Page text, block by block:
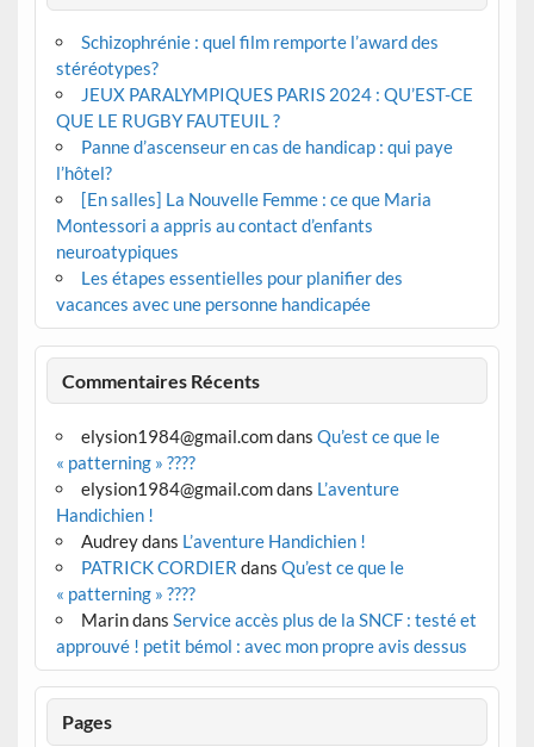
Schizophrénie : quel film remporte l’award des
stéréotypes?
JEUX PARALYMPIQUES PARIS 2024 : QU’EST-CE
QUE LE RUGBY FAUTEUIL ?
Panne d’ascenseur en cas de handicap : qui paye
l’hôtel?
[En salles] La Nouvelle Femme : ce que Maria
Montessori a appris au contact d’enfants
neuroatypiques
Les étapes essentielles pour planifier des
vacances avec une personne handicapée
Commentaires Récents
elysion1984@gmail.comdans Qu’est ce que le
« patterning » ????
elysion1984@gmail.comdans L’aventure
Handichien !
Audreydans L’aventure Handichien !
PATRICK CORDIER dans Qu’est ce que le
« patterning » ????
Marindans Service accès plus de la SNCF : testé et
approuvé ! petit bémol : avec mon propre avis dessus
Pages